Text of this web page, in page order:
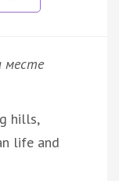
месте
hills,
life and